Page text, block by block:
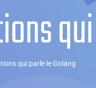
qui parle le Golang